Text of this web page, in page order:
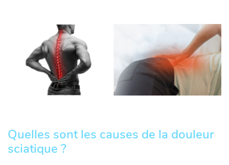
Quelles sont les causes de la douleur
sciatique ?